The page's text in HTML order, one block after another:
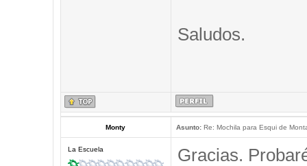
Saludos.
Monty Asunto:Re: Mochila para Esqui de
La Escuela Gracias.